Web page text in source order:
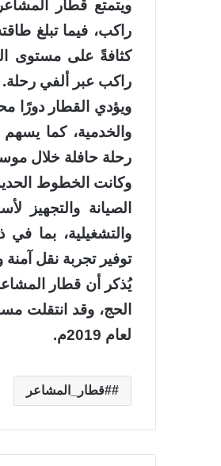
كثافةً على مستوى
راكب عبر ألفي رحلة.
ويؤدي القطار دورًا
رحلة حافلة خلال
وكانت الخطوط
والتشغيلية، بما
توفير تجربة نقل
لعام 2019م.
#قطار_المشاعر